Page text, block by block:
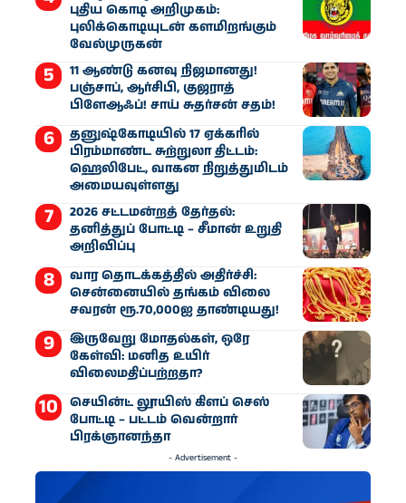
புதிய கொடி அறிமுகம்:
புலிக்கொடியுடன் களமிறங்கும்
வேல்முருகன்
11 ஆண்டு கனவு நிஜமானது!
பஞ்சாப், ஆர்சிபி, குஜராத்
பிளேஆஃப்! சாய் சுதர்சன் சதம்!
தனுஷ்கோடியில் 17 ஏக்கரில்
பிரம்மாண்ட சுற்றுலா திட்டம்:
ஹெலிபேட், வாகன நிறுத்துமிடம்
அமையவுள்ளது
2026 சட்டமன்றத் தேர்தல்:
தனித்துப் போட்டி – சீமான் உறுதி
அறிவிப்பு
வார தொடக்கத்தில் அதிர்ச்சி:
சென்னையில் தங்கம் விலை
சவரன் ரூ.70,000ஐ தாண்டியது!
இருவேறு மோதல்கள், ஒரே
கேள்வி: மனித உயிர்
விலைமதிப்பற்றதா?
செயின்ட் லூயிஸ் கிளப் செஸ்
போட்டி – பட்டம் வென்றார்
பிரக்ஞானந்தா
- Advertisement -